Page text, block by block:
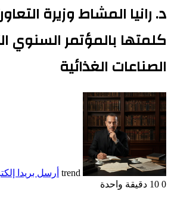
د. رانيا المشاط وزيرة
كلمتها بالمؤتمر السنوي
الصناعات الغذائية
trend أرسل بريدا
0
دقيقة واحدة